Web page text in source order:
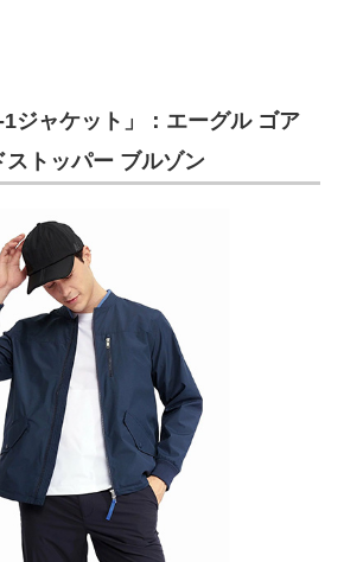
ジャケット」：エーグル ゴア
トッパー ブルゾン